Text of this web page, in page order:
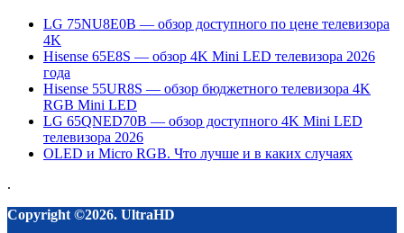
LG 75NU8E0B — обзор доступного по цене телевизора
4K
Hisense 65E8S — обзор 4K Mini LED телевизора 2026
года
Hisense 55UR8S — обзор бюджетного телевизора 4K
RGB Mini LED
LG 65QNED70B — обзор доступного 4K Mini LED
телевизора 2026
OLED и Micro RGB. Что лучше и в каких случаях
.
Copyright ©2026. UltraHD